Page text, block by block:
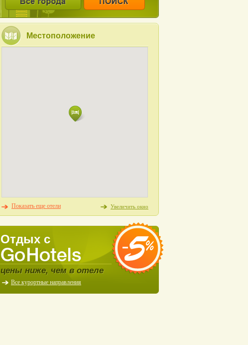
Местоположение
Показать еще отели Увеличить окно
Отдых с
цены ниже, чем в отеле
Все курортные направления